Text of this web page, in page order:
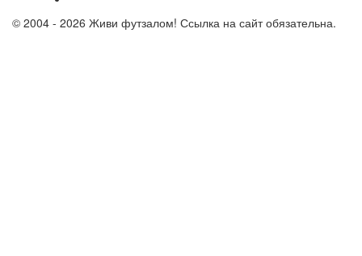
© 2004 - 2026 Живи футзалом! Ссылка на сайт обязательна.